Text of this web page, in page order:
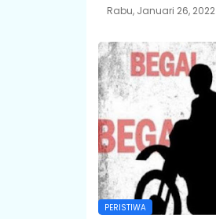
Rabu, Januari 26, 2022
PERISTIWA